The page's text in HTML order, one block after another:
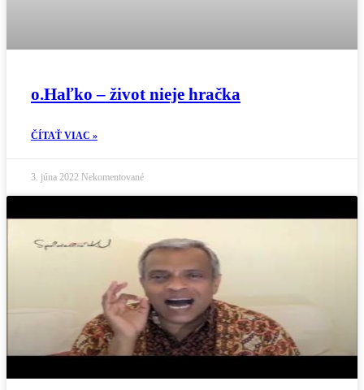
o.Haľko – život nieje hračka
ČÍTAŤ VIAC »
3. júna 2022 Nekomentované